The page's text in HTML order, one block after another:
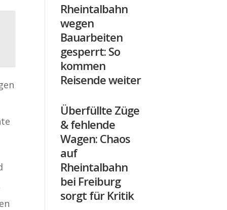
Rheintalbahn
wegen
Bauarbeiten
gesperrt: So
kommen
Reisende weiter
Überfüllte Züge
& fehlende
Wagen: Chaos
auf
Rheintalbahn
bei Freiburg
sorgt für Kritik